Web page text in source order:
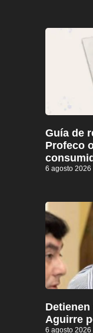
Guía de
Profeco
6 agosto 2026
Aguirre
6 agosto 2026